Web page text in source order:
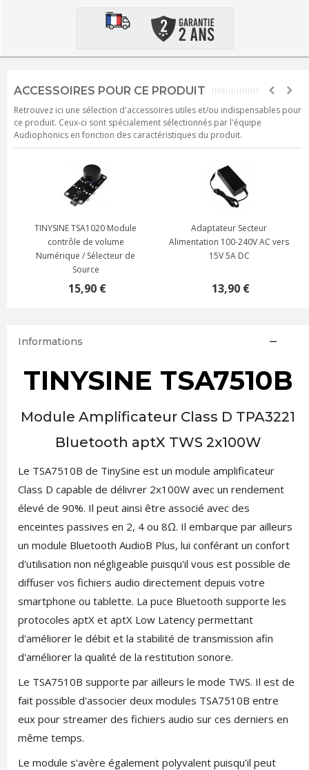
ACCESSOIRES POUR CE PRODUIT
Retrouvez ici une sélection d'accessoires utiles et/ou indispensables pour
ce produit. Ceux-ci sont spécialement sélectionnés par l'équipe
Audiophonics en fonction des caractéristiques du produit.
TINYSINE TSA1020 Module
contrôle de volume
Numérique / Sélecteur de
Source
15,90 €
Adaptateur Secteur
Alimentation 100-240V AC vers
15V 5A DC
13,90 €
Informations
TINYSINE TSA7510B
Module Amplificateur Class D TPA3221
Bluetooth aptX TWS 2x100W
Le TSA7510B de TinySine est un module amplificateur
Class D capable de délivrer 2x100W avec un rendement
élevé de 90%. Il peut ainsi être associé avec des
enceintes passives en 2, 4 ou 8Ω. Il embarque par ailleurs
un module Bluetooth AudioB Plus, lui conférant un confort
d'utilisation non négligeable puisqu'il vous est possible de
diffuser vos fichiers audio directement depuis votre
smartphone ou tablette. La puce Bluetooth supporte les
protocoles aptX et aptX Low Latency permettant
d'améliorer le débit et la stabilité de transmission afin
d'améliorer la qualité de la restitution sonore.
Le TSA7510B supporte par ailleurs le mode TWS. Il est de
fait possible d'associer deux modules TSA7510B entre
eux pour streamer des fichiers audio sur ces derniers en
même temps.
Le module s'avère également polyvalent puisqu'il peut